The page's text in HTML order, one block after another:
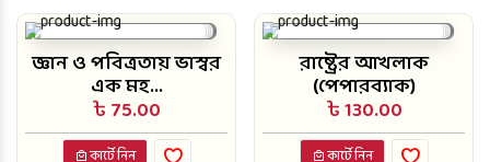
জ্ঞান ও পবিত্রতায় ভাস্বর
এক মহ...
৳ 75.00
কার্টে নিন
রাষ্ট্রের আখলাক
(পেপারব্যাক)
৳ 130.00
কার্টে নিন